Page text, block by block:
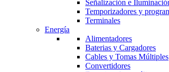
Señalización e
Temporizadores y
Terminales
Energía
Alimentadores
Baterias y Cargadores
Cables y Tomas Múltiples
Convertidores